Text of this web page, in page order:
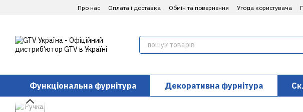
Перейти до основного контенту
Про нас Оплата і доставка Обмін та повернення Угода користувача
Функціональна фурнітура Декоративна фурнітура